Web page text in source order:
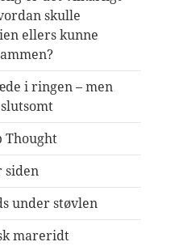
skulle
ellers kunne
i ringen – men
Thought
siden
under støvlen
mareridt